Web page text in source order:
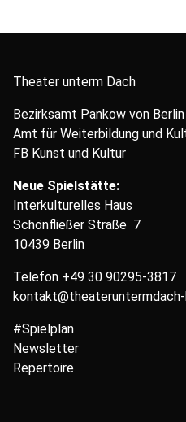
Theater unterm Dach
Bezirksamt Pankow von Berlin
Amt für Weiterbildung und
FB Kunst und Kultur
Neue Spielstätte:
Interkulturelles Haus
Schönfließer Straße 7
10439 Berlin
Telefon +49 30 90295-3817
#Spielplan
Newsletter
Repertoire